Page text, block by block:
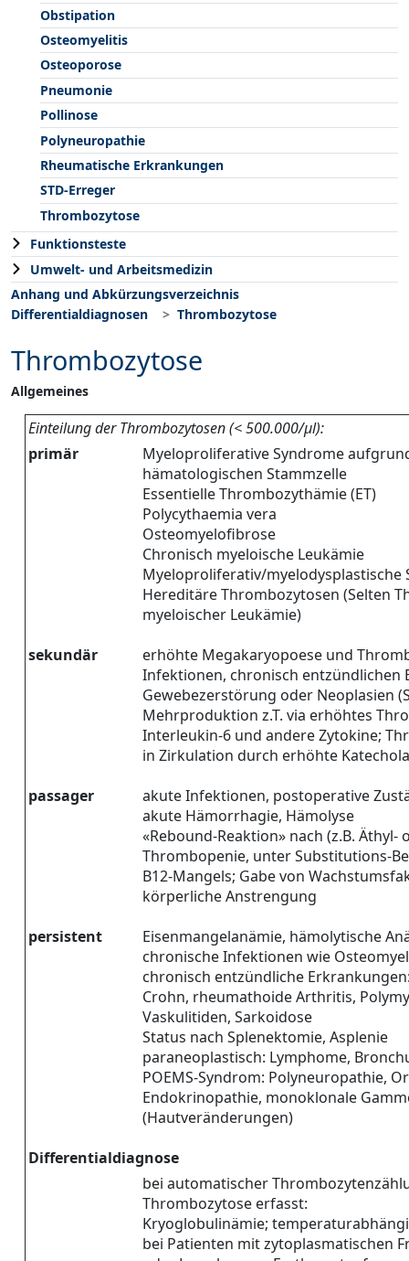
Obstipation
Osteomyelitis
Osteoporose
Pneumonie
Pollinose
Polyneuropathie
Rheumatische Erkrankungen
STD-Erreger
Thrombozytose
Funktionsteste
Umwelt- und Arbeitsmedizin
Anhang und Abkürzungsverzeichnis
Differentialdiagnosen
Thrombozytose
Thrombozytose
Allgemeines
Einteilung der Thrombozytosen (< 500.000/µl):
primär
Myeloproliferative Syndrome
hämatologischen Stammzelle
Essentielle Thrombozythämie (ET)
Polycythaemia vera
Osteomyelofibrose
Chronisch myeloische Leukämie
Myeloproliferativ/myelodysplastische
Hereditäre Thrombozytosen (Selten
myeloischer Leukämie)
sekundär
erhöhte Megakaryopoese und
Infektionen, chronisch entzündlichen
Gewebezerstörung oder Neoplasien
Mehrproduktion z.T. via erhöhtes
Interleukin-6 und andere Zytokine;
in Zirkulation durch erhöhte
passager
akute Infektionen, postoperative
akute Hämorrhagie, Hämolyse
«Rebound-Reaktion» nach (z.B.
Thrombopenie, unter Substitutions-
B12-Mangels; Gabe von
körperliche Anstrengung
persistent
Eisenmangelanämie, hämolytische
chronische Infektionen wie
chronisch entzündliche
Crohn, rheumathoide Arthritis,
Vaskulitiden, Sarkoidose
Status nach Splenektomie, Asplenie
paraneoplastisch: Lymphome,
POEMS-Syndrom: Polyneuropathie,
Endokrinopathie, monoklonale
(Hautveränderungen)
Differentialdiagnose
bei automatischer
Thrombozytose erfasst:
Kryoglobulinämie;
bei Patienten mit zytoplasmatischen